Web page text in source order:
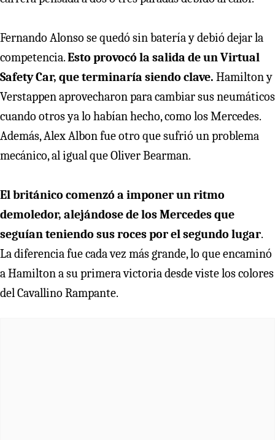
Fernando Alonso se quedó sin batería y debió dejar la
competencia.Esto provocó la salida de un Virtual
Safety Car, que terminaría siendo clave. Hamilton y
Verstappen aprovecharon para cambiar sus neumáticos
cuando otros ya lo habían hecho, como los Mercedes.
Además, Alex Albon fue otro que sufrió un problema
mecánico, al igual que Oliver Bearman.
El británico comenzó a imponer un ritmo
demoledor, alejándose de los Mercedes que
seguían teniendo sus roces por el segundo lugar.
La diferencia fue cada vez más grande, lo que encaminó
a Hamilton a su primera victoria desde viste los colores
del Cavallino Rampante.